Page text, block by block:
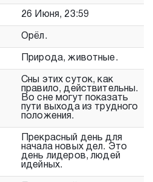
26 Июня, 23:59
Орёл.
Природа, животные.
Сны этих суток, как
правило, действительны.
Во сне могут показать
пути выхода из трудного
положения.
Прекрасный день для
начала новых дел. Это
день лидеров, людей
идейных.